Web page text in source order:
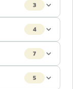
3
4
7
5